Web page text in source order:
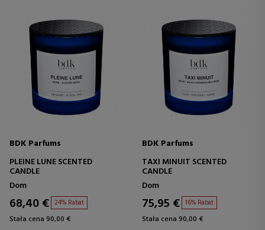
BDK Parfums
PLEINE LUNE SCENTED
CANDLE
Dom
68,40 € 24% Rabat
Stała cena 90,00 €
BDK Parfums
TAXI MINUIT SCENTED
CANDLE
Dom
75,95 € 16% Rabat
Stała cena 90,00 €